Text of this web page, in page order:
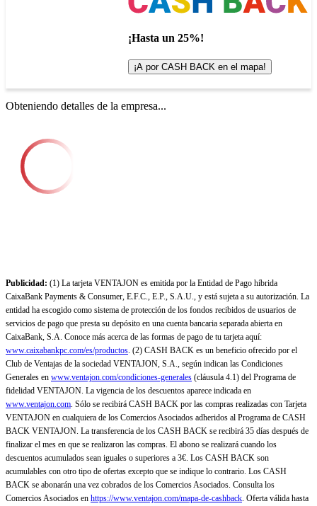
¡Hasta un 25%!
¡A por CASH BACK en el mapa!
Obteniendo detalles de la empresa...
Publicidad: (1) La tarjeta VENTAJON es emitida por la Entidad de Pago híbrida
CaixaBank Payments & Consumer, E.F.C., E.P., S.A.U., y está sujeta a su autorización. La
entidad ha escogido como sistema de protección de los fondos recibidos de usuarios de
servicios de pago que presta su depósito en una cuenta bancaria separada abierta en
CaixaBank, S.A. Conoce más acerca de las formas de pago de tu tarjeta aquí:
www.caixabankpc.com/es/productos. (2) CASH BACK es un beneficio ofrecido por el
Club de Ventajas de la sociedad VENTAJON, S.A., según indican las Condiciones
Generales en www.ventajon.com/condiciones-generales (cláusula 4.1) del Programa de
fidelidad VENTAJON. La vigencia de los descuentos aparece indicada en
www.ventajon.com. Sólo se recibirá CASH BACK por las compras realizadas con Tarjeta
VENTAJON en cualquiera de los Comercios Asociados adheridos al Programa de CASH
BACK VENTAJON. La transferencia de los CASH BACK se recibirá 35 días después de
finalizar el mes en que se realizaron las compras. El abono se realizará cuando los
descuentos acumulados sean iguales o superiores a 3€. Los CASH BACK son
acumulables con otro tipo de ofertas excepto que se indique lo contrario. Los CASH
BACK se abonarán una vez cobrados de los Comercios Asociados. Consulta los
Comercios Asociados en https://www.ventajon.com/mapa-de-cashback. Oferta válida hasta